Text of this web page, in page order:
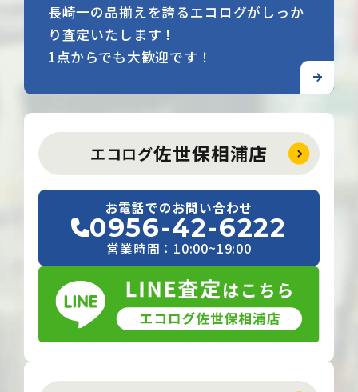
長崎一の品揃えを誇るエコログがしっか
り査定いたします！
1点からでも大歓迎です！
エコログ佐世保相浦店
お電話でのお問い合わせ
0956-42-6222
営業時間：10:00~19:00